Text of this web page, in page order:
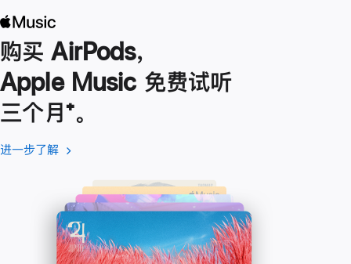
购买 AirPods，
Apple Music 免费试听
三个月脚
注
⁺。
进一步了解 进
了
解
-
(在
口
中
打